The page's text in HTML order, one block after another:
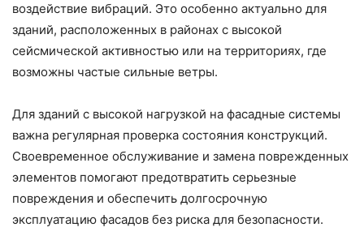
воздействие вибраций. Это особенно актуально для
зданий, расположенных в районах с высокой
сейсмической активностью или на территориях, где
возможны частые сильные ветры.
Для зданий с высокой нагрузкой на фасадные системы
важна регулярная проверка состояния конструкций.
Своевременное обслуживание и замена поврежденных
элементов помогают предотвратить серьезные
повреждения и обеспечить долгосрочную
эксплуатацию фасадов без риска для безопасности.